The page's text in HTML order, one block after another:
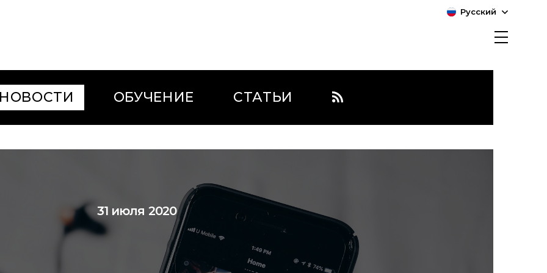
Русский
ОБУЧЕНИЕ СТАТЬИ
31 июля 2020